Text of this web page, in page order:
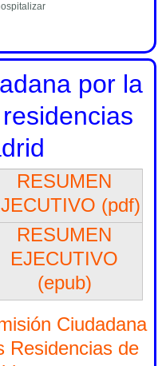
por la
RESUMEN
(pdf)
RESUMEN
EJECUTIVO
(epub)
Ciudadana
Residencias de